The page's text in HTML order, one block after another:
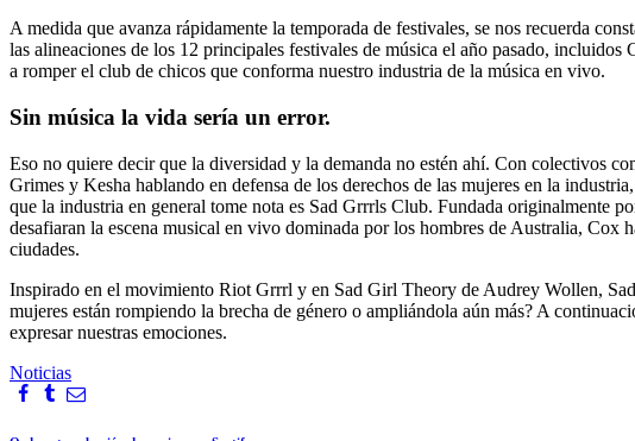
A medida que avanza rápidamente la temporada de festivales, se nos recuerda
las alineaciones de los 12 principales festivales de música el año pasado,
a romper el club de chicos que conforma nuestro industria de la música en vivo.
Sin música la vida sería un error.
Eso no quiere decir que la diversidad y la demanda no estén ahí. Con colectivos
Grimes y Kesha hablando en defensa de los derechos de las mujeres en la
que la industria en general tome nota es Sad Grrrls Club. Fundada originalmente
desafiaran la escena musical en vivo dominada por los hombres de Australia, Cox
ciudades.
Inspirado en el movimiento Riot Grrrl y en Sad Girl Theory de Audrey Wollen,
mujeres están rompiendo la brecha de género o ampliándola aún más? A
expresar nuestras emociones.
Noticias